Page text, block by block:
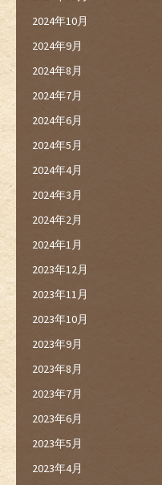
2024年10月
2024年9月
2024年8月
2024年7月
2024年6月
2024年5月
2024年4月
2024年3月
2024年2月
2024年1月
2023年12月
2023年11月
2023年10月
2023年9月
2023年8月
2023年7月
2023年6月
2023年5月
2023年4月